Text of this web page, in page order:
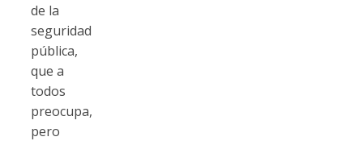
de la
seguridad
pública,
que a
todos
preocupa,
pero